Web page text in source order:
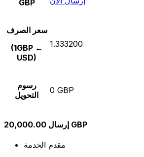
GBP
سعر الصرف
(1GBP ←
USD)
1.333200
رسوم
التحويل
0 GBP
إرسال 20,000.00 GBP
مقدم الخدمة